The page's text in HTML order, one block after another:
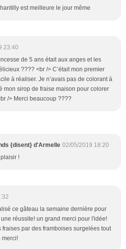
est meilleure le jour même
23:40
de 5 ans était aux anges et les
???? <br /> C’était mon premier
à réaliser. Je n’avais pas de colorant à
mon sirop de fraise maison pour colorer
/> Merci beaucoup ????
{disent} d'Armelle 02/05/2019 18:20
!
ce gâteau la semaine dernière pour
réussite! un grand merci pour l'idée!
par des framboises surgelées tout
merci!